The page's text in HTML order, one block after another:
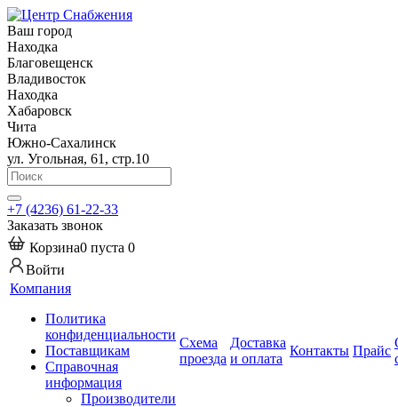
Ваш город
Находка
Благовещенск
Владивосток
Находка
Хабаровск
Чита
Южно-Сахалинск
ул. Угольная, 61, стр.10
+7 (4236) 61-22-33
Заказать звонок
Корзина0 пуста 0
Войти
Компания
Политика
конфиденциальности
Поставщикам
Справочная
информация
Производители
Схема
проезда
Доставка
и оплата
Контакты Прайс